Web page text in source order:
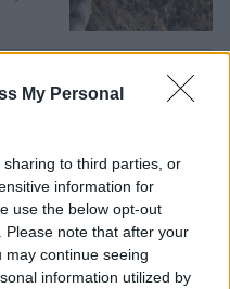
My Personal
to third parties, or
information for
use the below opt-out
note that after your
continue seeing
information utilized by